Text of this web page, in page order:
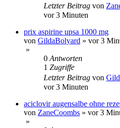
Letzter Beitrag von
vor 3 Minuten
prix aspirine upsa 1000 mg
von GildaBolyard » vor 3
»
0 Antworten
1 Zugriffe
Letzter Beitrag von
vor 3 Minuten
aciclovir augensalbe ohne
von ZaneCoombs » vor 3
»